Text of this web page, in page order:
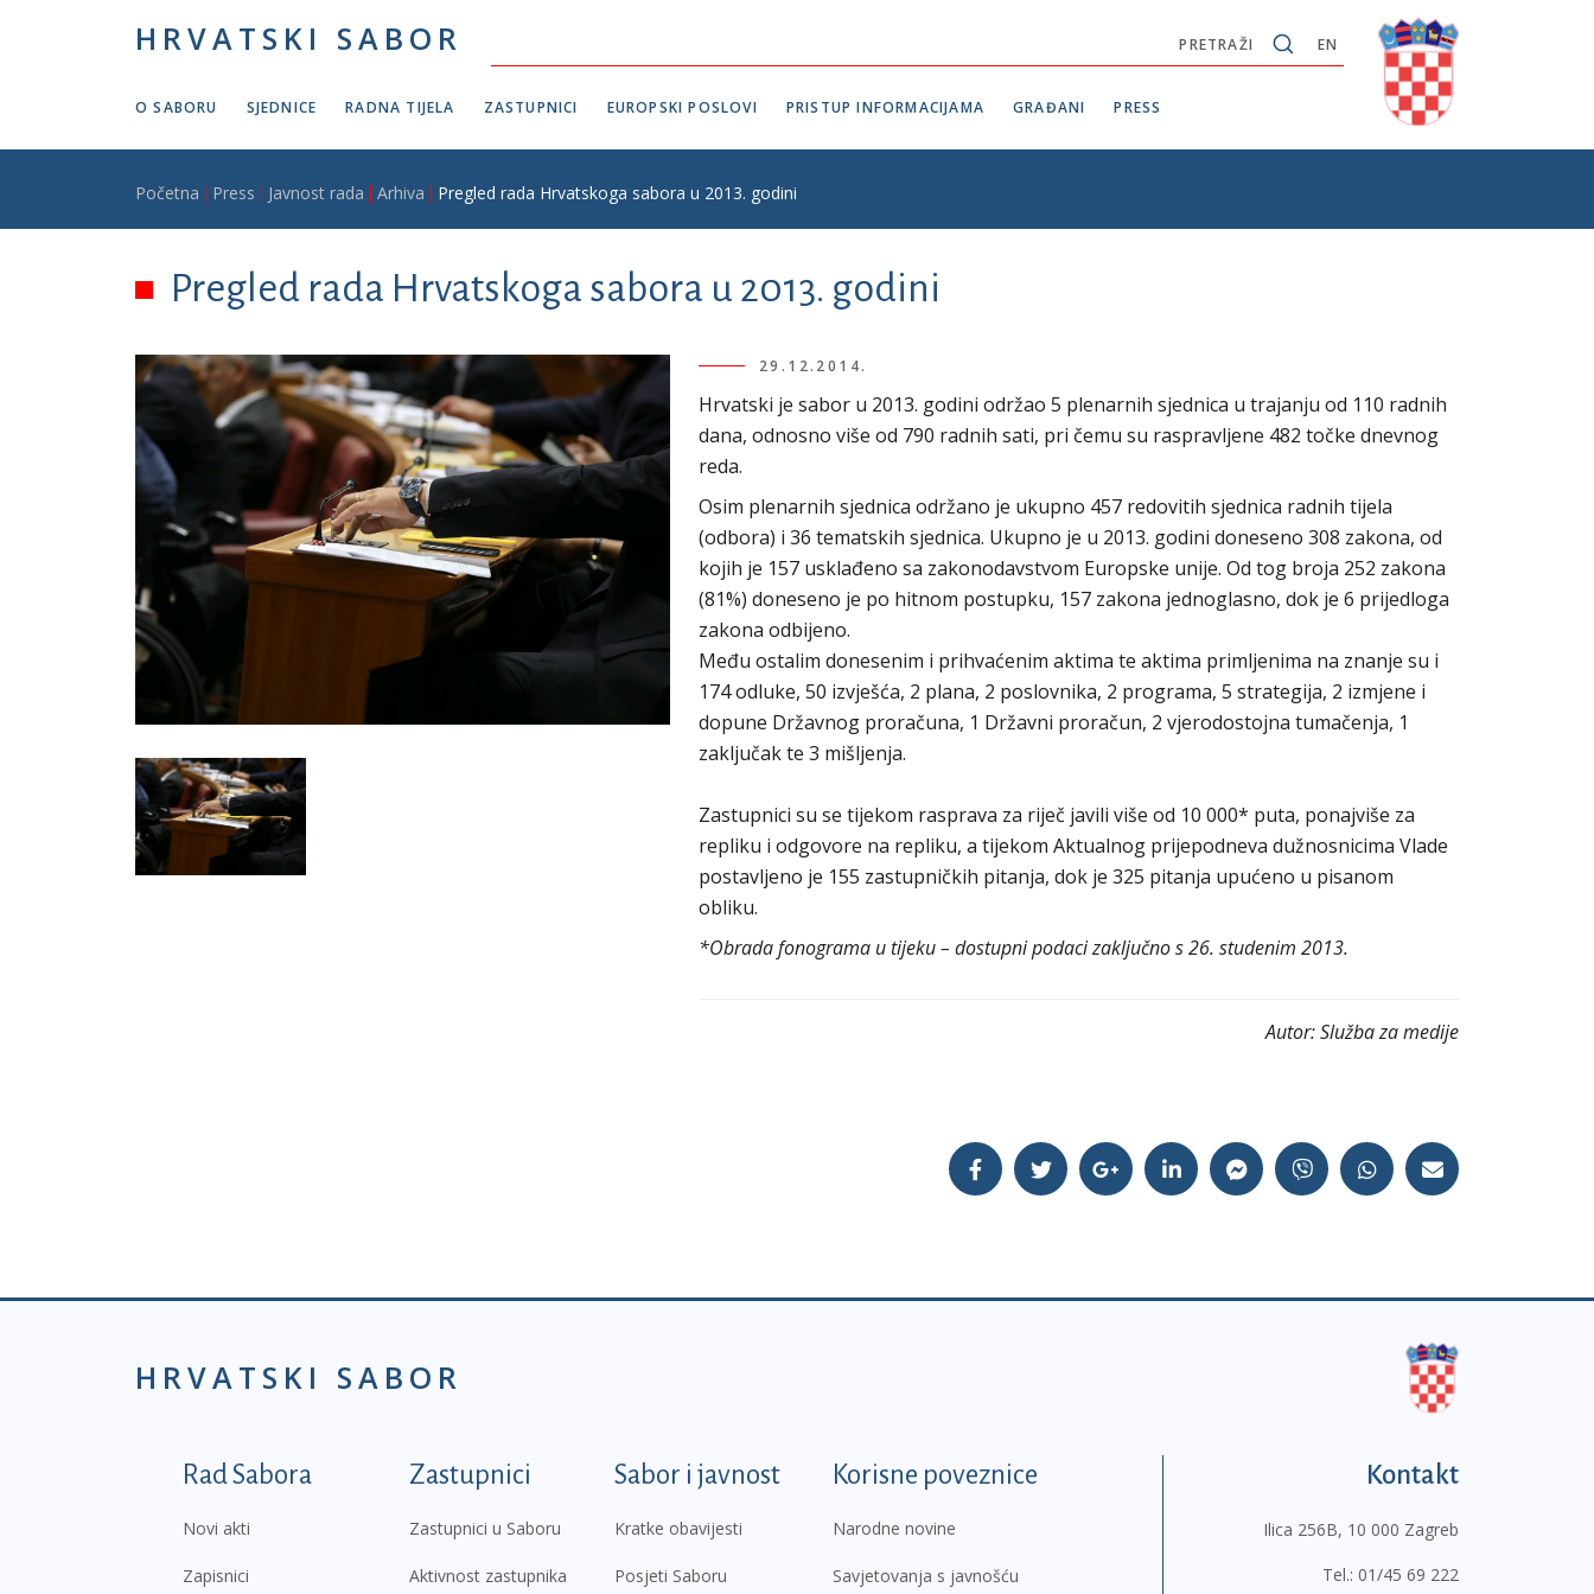
HRVATSKI SABOR EN
PRETRAŽI
O SABORU SJEDNICE RADNA TIJELA ZASTUPNICI EUROPSKI POSLOVI PRISTUP INFORMACIJAMA GRAĐANI PRESS
Breadcrumb
Početna Press Javnost rada Arhiva Pregled rada Hrvatskoga sabora u 2013. godini
Pregled rada Hrvatskoga sabora u 2013. godini
29.12.2014.
Hrvatski je sabor u 2013. godini održao 5 plenarnih sjednica u trajanju od 110 radnih
dana, odnosno više od 790 radnih sati, pri čemu su raspravljene 482 točke dnevnog
reda.
Osim plenarnih sjednica održano je ukupno 457 redovitih sjednica radnih tijela
(odbora) i 36 tematskih sjednica. Ukupno je u 2013. godini doneseno 308 zakona, od
kojih je 157 usklađeno sa zakonodavstvom Europske unije. Od tog broja 252 zakona
(81%) doneseno je po hitnom postupku, 157 zakona jednoglasno, dok je 6 prijedloga
zakona odbijeno.
Među ostalim donesenim i prihvaćenim aktima te aktima primljenima na znanje su i
174 odluke, 50 izvješća, 2 plana, 2 poslovnika, 2 programa, 5 strategija, 2 izmjene i
dopune Državnog proračuna, 1 Državni proračun, 2 vjerodostojna tumačenja, 1
zaključak te 3 mišljenja.
Zastupnici su se tijekom rasprava za riječ javili više od 10 000* puta, ponajviše za
repliku i odgovore na repliku, a tijekom Aktualnog prijepodneva dužnosnicima Vlade
postavljeno je 155 zastupničkih pitanja, dok je 325 pitanja upućeno u pisanom
obliku.
*Obrada fonograma u tijeku – dostupni podaci zaključno s 26. studenim 2013.
Autor:Služba za medije
HRVATSKI SABOR
Podnožje prvi izbornik
Rad Sabora
Novi akti
Zapisnici
Zastupnici
Zastupnici u Saboru
Aktivnost zastupnika
Sabor i javnost
Kratke obavijesti
Posjeti Saboru
Korisne poveznice
Narodne novine
Savjetovanja s javnošću
Kontakt
Ilica 256B, 10 000 Zagreb
Tel.: 01/45 69 222